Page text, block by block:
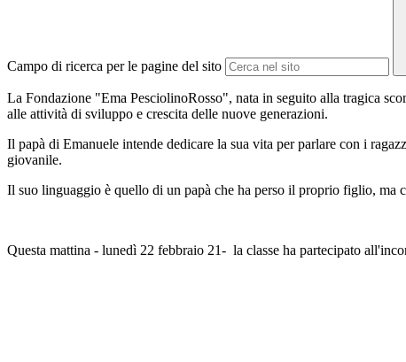
Campo di ricerca per le pagine del sito
La Fondazione "Ema PesciolinoRosso", nata in seguito alla tragica
alle attività di sviluppo e crescita delle nuove generazioni.
Il papà di Emanuele intende dedicare la sua vita per parlare con i
giovanile.
Il suo linguaggio è quello di un papà che ha perso il proprio figlio, ma
Questa mattina - lunedì 22 febbraio 21- la classe ha partecipato